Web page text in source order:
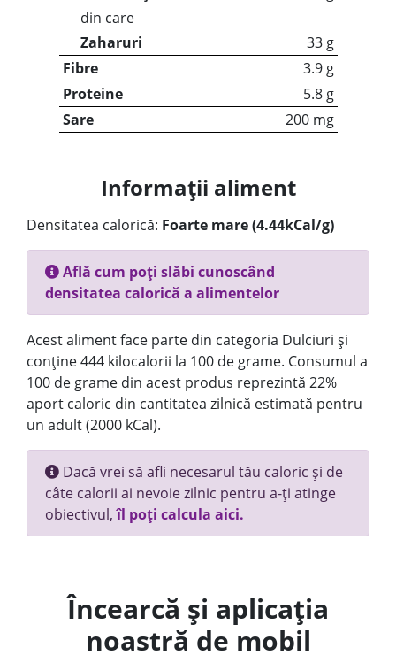
din care
Zaharuri
33 g
Fibre
3.9 g
Proteine
5.8 g
Sare
200 mg
Informații aliment
Densitatea calorică: Foarte mare (4.44kCal/g)
Află cum poți slăbi cunoscând
densitatea calorică a alimentelor
Acest aliment face parte din categoria Dulciuri și
conține 444 kilocalorii la 100 de grame. Consumul a
100 de grame din acest produs reprezintă 22%
aport caloric din cantitatea zilnică estimată pentru
un adult (2000 kCal).
Dacă vrei să afli necesarul tău caloric și de
câte calorii ai nevoie zilnic pentru a-ți atinge
obiectivul,îl poți calcula aici.
Încearcă și aplicația
noastră de mobil